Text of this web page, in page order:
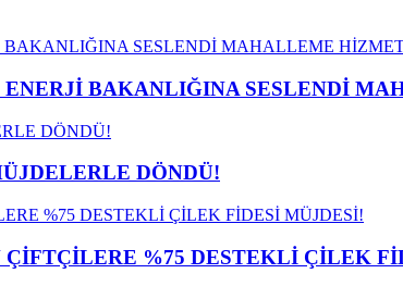
ENERJİ BAKANLIĞINA SESLENDİ
DÖNDÜ!
%75 DESTEKLİ ÇİLEK